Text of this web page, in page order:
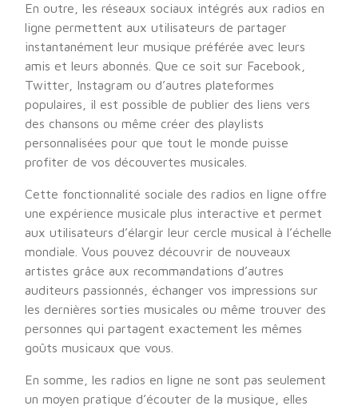
En outre, les réseaux sociaux intégrés aux radios en
ligne permettent aux utilisateurs de partager
instantanément leur musique préférée avec leurs
amis et leurs abonnés. Que ce soit sur Facebook,
Twitter, Instagram ou d’autres plateformes
populaires, il est possible de publier des liens vers
des chansons ou même créer des playlists
personnalisées pour que tout le monde puisse
profiter de vos découvertes musicales.
Cette fonctionnalité sociale des radios en ligne offre
une expérience musicale plus interactive et permet
aux utilisateurs d’élargir leur cercle musical à l’échelle
mondiale. Vous pouvez découvrir de nouveaux
artistes grâce aux recommandations d’autres
auditeurs passionnés, échanger vos impressions sur
les dernières sorties musicales ou même trouver des
personnes qui partagent exactement les mêmes
goûts musicaux que vous.
En somme, les radios en ligne ne sont pas seulement
un moyen pratique d’écouter de la musique, elles